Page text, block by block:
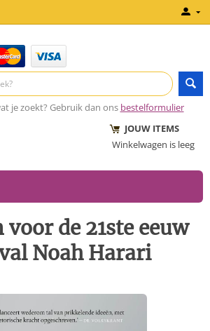
je zoekt? Gebruik dan ons bestelformulier
JOUW ITEMS
Winkelwagen is leeg
voor de 21ste eeuw
Noah Harari